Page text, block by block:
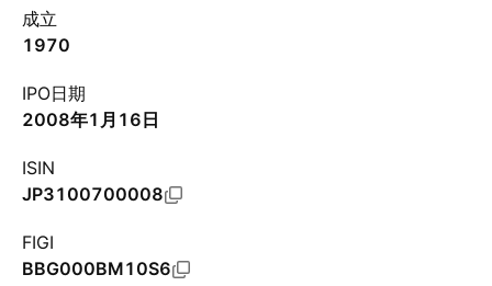
成立
1970
IPO日期
2008年1月16日
ISIN
JP3100700008
FIGI
BBG000BM10S6